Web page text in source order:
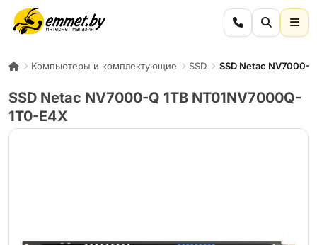
Компьютеры и комплектующие SSD SSD Netac NV7000-
SSD Netac NV7000-Q 1TB NT01NV7000Q-
1T0-E4X